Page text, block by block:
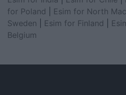
for Poland
Esim for North
Sweden
Esim for Finland
Belgium